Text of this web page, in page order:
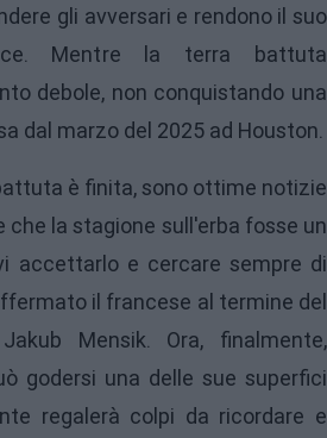
gli avversari e rendono il suo
Mentre la terra battuta
debole, non conquistando una
dal marzo del 2025 ad Houston.
è finita, sono ottime notizie
che la stagione sull'erba fosse un
accettarlo e cercare sempre di
il francese al termine del
Mensik. Ora, finalmente,
godersi una delle sue superfici
regalerà colpi da ricordare e